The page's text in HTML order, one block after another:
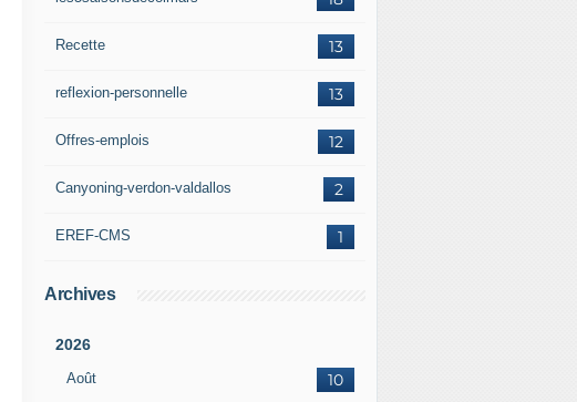
13
Recette
13
reflexion-personnelle
12
Offres-emplois
2
Canyoning-verdon-valdallos
1
EREF-CMS
Archives
2026
Août 10